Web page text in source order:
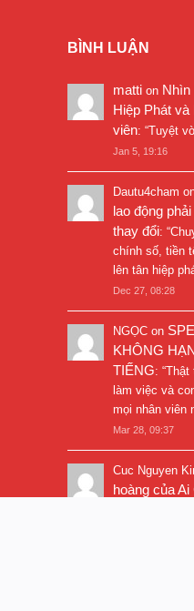
BÌNH LUẬN
matti on Nhìn
Hiệp Phát và
viên: “Tuyệt
Jan 5, 19:16
Dautu4cham
lao động
thay đổi: “
chính số, tiền
lên tân hiệp
Dec 27, 08:28
NGỌC on
KHÔNG
TIẾNG: “Thật
làm việc và
mọi nhân viên
Mar 28, 09:37
Cuc Nguyen
hoàng của Ai